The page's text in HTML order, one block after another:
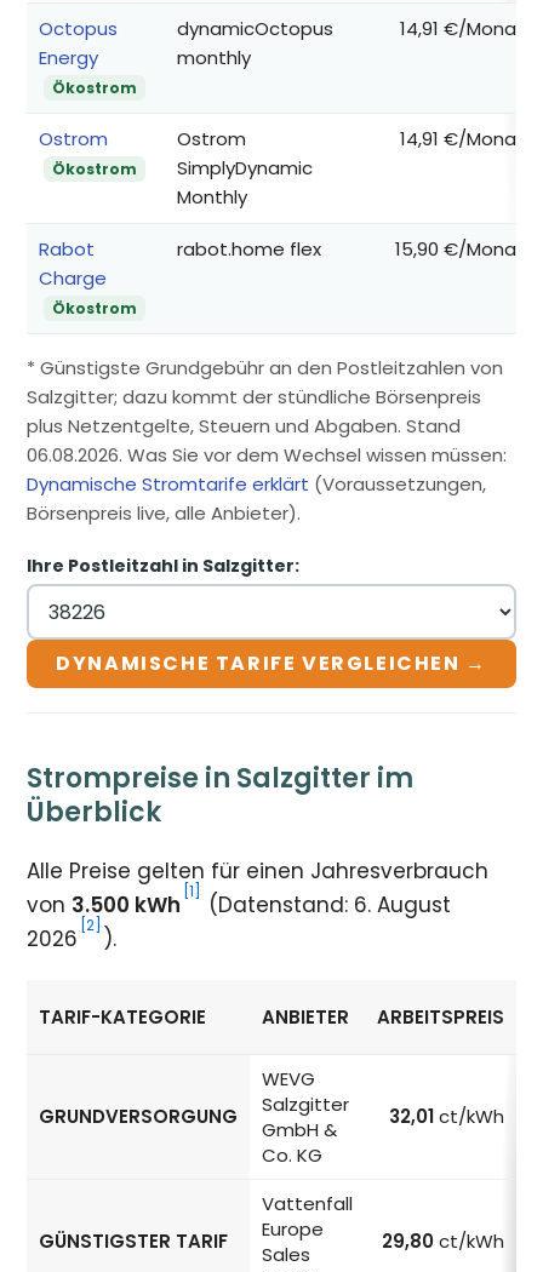
Octopus
Energy
Ökostrom
dynamicOctopus
monthly
14,91 €/Monat
Ostrom
Ökostrom
Ostrom
SimplyDynamic
Monthly
14,91 €/Monat
Rabot
Charge
Ökostrom
rabot.home flex 15,90 €/Monat
* Günstigste Grundgebühr an den Postleitzahlen von
Salzgitter; dazu kommt der stündliche Börsenpreis
plus Netzentgelte, Steuern und Abgaben. Stand
06.08.2026. Was Sie vor dem Wechsel wissen müssen:
Dynamische Stromtarife erklärt (Voraussetzungen,
Börsenpreis live, alle Anbieter).
Ihre Postleitzahl in Salzgitter:
DYNAMISCHE TARIFE VERGLEICHEN →
Strompreise in Salzgitter im
Überblick
Alle Preise gelten für einen Jahresverbrauch
von 3.500 kWh [1]
(Datenstand: 6. August
2026 [2] ).
Strompreise in Salzgitter nach Tarif-Kategorie
TARIF-KATEGORIE ANBIETER ARBEITSPREIS
GRUNDVERSORGUNG
WEVG
Salzgitter
GmbH &
Co. KG
32,01ct/kWh
GÜNSTIGSTER TARIF
Vattenfall
Europe
Sales
29,80ct/kWh